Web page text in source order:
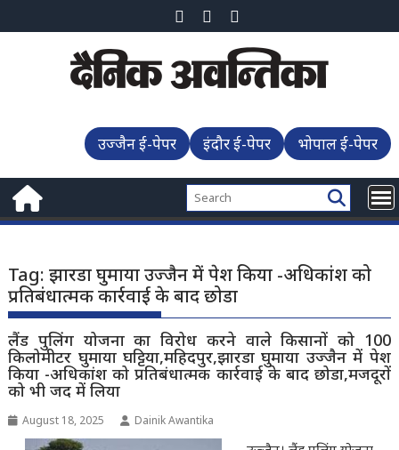
to
उज्जैन ई-पेपर इंदौर ई-पेपर भोपाल ई-पेपर
Tag:झारडा घुमाया उज्जैन में पेश किया -अधिकांश को
प्रतिबंधात्मक कार्रवाई के बाद छोडा
लैंड पुलिंग योजना का विरोध करने वाले किसानों को 100
किलोमीटर घुमाया घट्टिया,महिदपुर,झारडा घुमाया उज्जैन में पेश
किया -अधिकांश को प्रतिबंधात्मक कार्रवाई के बाद छोडा,मजदूरों
को भी जद में लिया
August 18, 2025 Dainik Awantika